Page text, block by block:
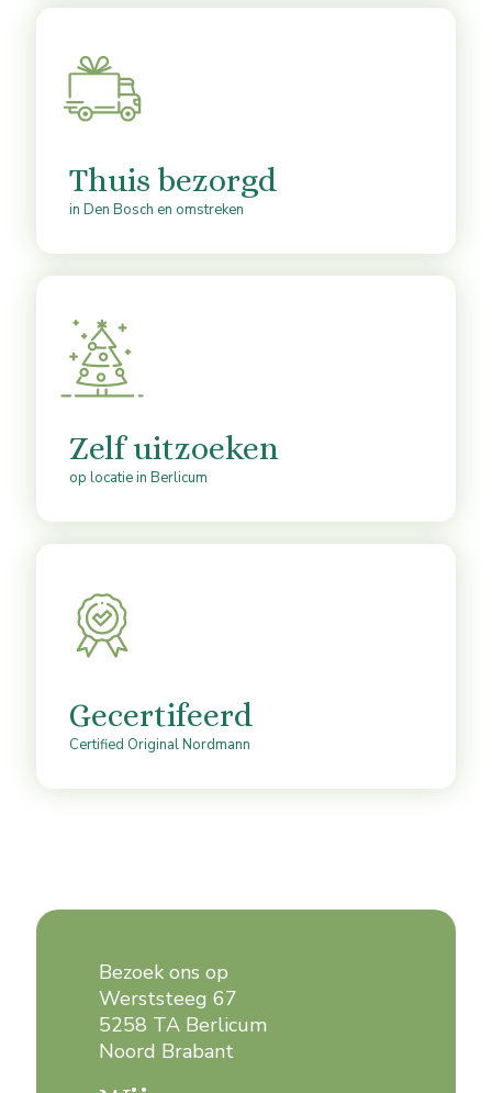
Thuis bezorgd
in Den Bosch en omstreken
Zelf uitzoeken
op locatie in Berlicum
Gecertifeerd
Certified Original Nordmann
Bezoek ons op
Werststeeg 67
5258 TA Berlicum
Noord Brabant